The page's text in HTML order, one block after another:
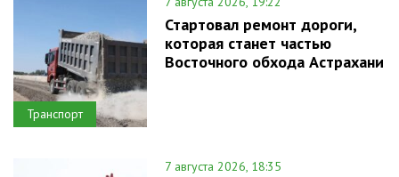
Транспорт
Стартовал ремонт дороги,
которая станет частью
Восточного обхода Астрахани
7 августа 2026, 18:35